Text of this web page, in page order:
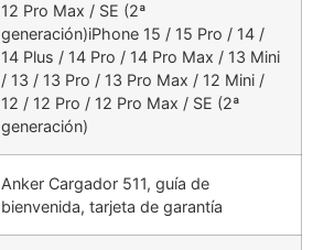
12 Pro Max / SE (2ª
generación)iPhone 15 / 15 Pro / 14 /
14 Plus / 14 Pro / 14 Pro Max / 13 Mini
/ 13 / 13 Pro / 13 Pro Max / 12 Mini /
12 / 12 Pro / 12 Pro Max / SE (2ª
generación)
Anker Cargador 511, guía de
bienvenida, tarjeta de garantía